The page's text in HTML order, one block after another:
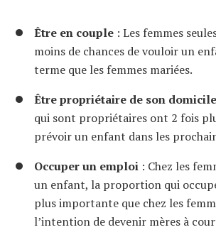
Être en couple : Les femmes
moins de chances de vouloir un
terme que les femmes mariées.
Être propriétaire de son domicile
qui sont propriétaires ont 2 fois
prévoir un enfant dans les
Occuper un emploi : Chez les
un enfant, la proportion qui
plus importante que chez les
l’intention de devenir mères à